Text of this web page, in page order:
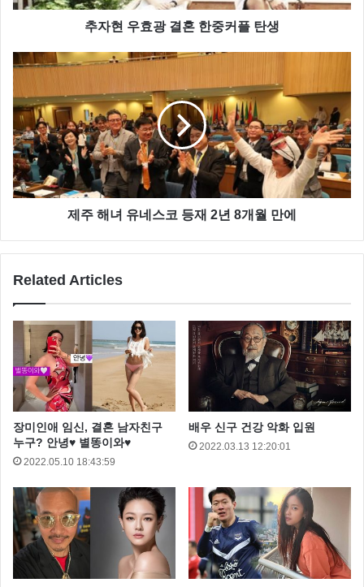
습니다.
오승아 는 지난 8월 비키니 수영복 영상을 공개 해 화제
가 되기도 했는데요
추자현 우효광 결혼 한중커플 탄생
제주 해녀 유네스코 등재 2년 8개월 만에
Related Articles
장미인애 임신, 결혼 남자친구
누구? 안녕♥ 별똥이와♥
2022.05.10 18:43:59
배우 신구 건강 악화 입원
2022.03.13 12:20:01